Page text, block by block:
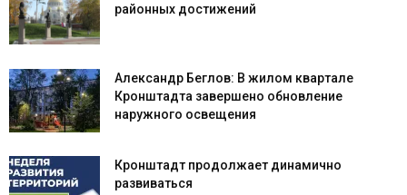
районных достижений
Александр Беглов: В жилом квартале
Кронштадта завершено обновление
наружного освещения
Кронштадт продолжает динамично
развиваться